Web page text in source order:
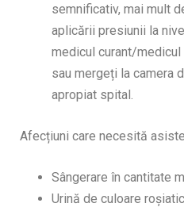
semnificativ, mai mult
aplicării presiunii la
medicul curant/
sau mergeți la camera
apropiat spital.
Afecțiuni care necesită
Sângerare în cantitate
Urină de culoare